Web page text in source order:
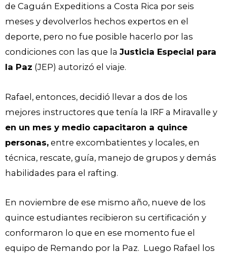
de Caguán Expeditions a Costa Rica por seis
meses y devolverlos hechos expertos en el
deporte, pero no fue posible hacerlo por las
condiciones con las que la Justicia Especial para
la Paz (JEP) autorizó el viaje.
Rafael, entonces, decidió llevar a dos de los
mejores instructores que tenía la IRF a Miravalle y
en un mes y medio capacitaron a quince
personas, entre excombatientes y locales, en
técnica, rescate, guía, manejo de grupos y demás
habilidades para el rafting.
En noviembre de ese mismo año, nueve de los
quince estudiantes recibieron su certificación y
conformaron lo que en ese momento fue el
equipo de Remando por la Paz. Luego Rafael los